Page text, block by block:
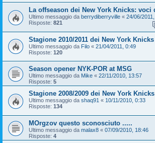
La offseason dei New York Knicks: voci
Ultimo messaggio da berrydiberryville « 24/06/
Risposte: 821
Stagione 2010/2011 dei New York Knicks
Ultimo messaggio da Filo « 21/04/2011, 0:49
Risposte: 120
Season opener NYK-POR at MSG
Ultimo messaggio da Mike « 22/11/2010, 13:57
Risposte: 5
Stagione 2008/2009 dei New York Knicks
Ultimo messaggio da shaq91 « 10/11/2010, 0:33
Risposte: 134
MOrgzov questo sconosciuto .....
Ultimo messaggio da malax8 « 07/09/2010, 18:46
Risposte: 4